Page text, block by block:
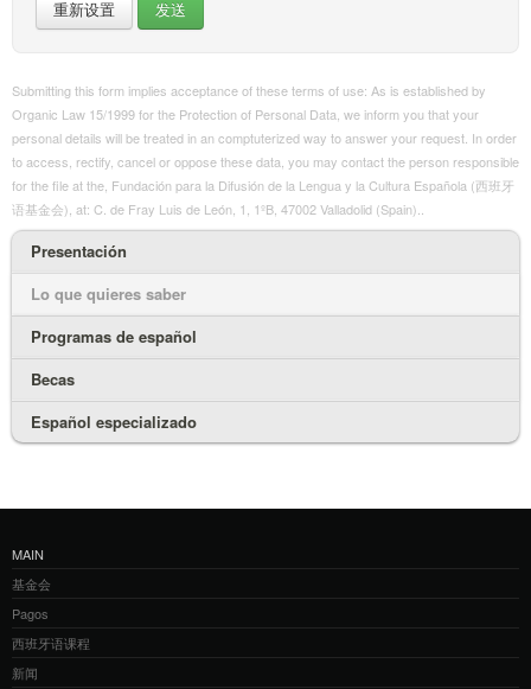
Submitting this form implies acceptance of these terms of use: As is established by
Organic Law 15/1999 for the Protection of Personal Data, we inform you that your
personal details will be treated in an comptuterized way to answer your request. In order
to access, rectify, cancel or oppose these data, you may contact the person responsible
for the file at the, Fundación para la Difusión de la Lengua y la Cultura Española (西班牙
语基金会), at: C. de Fray Luis de León, 1, 1ºB, 47002 Valladolid (Spain)..
Presentación
Lo que quieres saber
Programas de español
Becas
Español especializado
MAIN
基金会
Pagos
西班牙语课程
新闻